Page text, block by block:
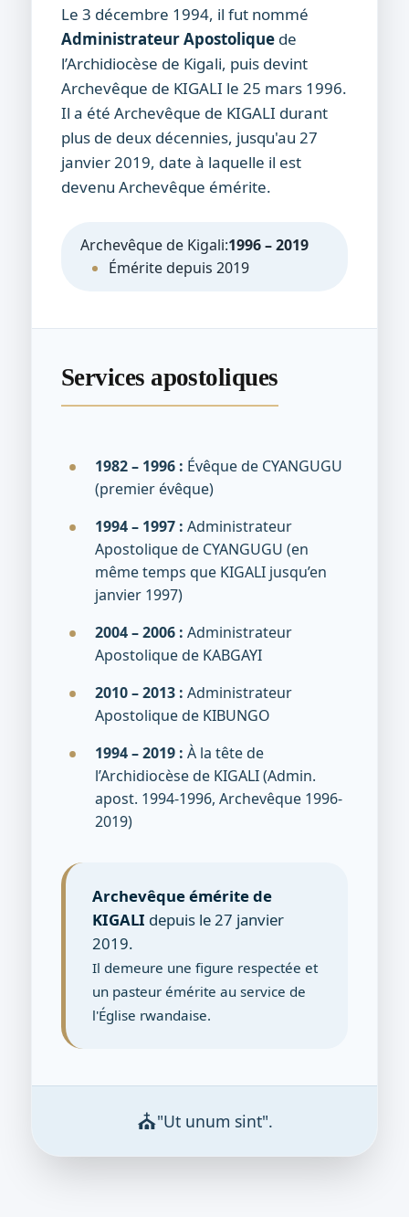
Le 3 décembre 1994, il fut nommé
Administrateur Apostolique de
l’Archidiocèse de Kigali, puis devint
Archevêque de KIGALI le 25 mars 1996.
Il a été Archevêque de KIGALI durant
plus de deux décennies, jusqu'au 27
janvier 2019, date à laquelle il est
devenu Archevêque émérite.
Archevêque de Kigali:1996 – 2019
Émérite depuis 2019
Services apostoliques
1982 – 1996 : Évêque de CYANGUGU
(premier évêque)
1994 – 1997 : Administrateur
Apostolique de CYANGUGU (en
même temps que KIGALI jusqu’en
janvier 1997)
2004 – 2006 : Administrateur
Apostolique de KABGAYI
2010 – 2013 : Administrateur
Apostolique de KIBUNGO
1994 – 2019 : À la tête de
l’Archidiocèse de KIGALI (Admin.
apost. 1994-1996, Archevêque 1996-
2019)
Archevêque émérite de
KIGALI depuis le 27 janvier
2019.
Il demeure une figure respectée et
un pasteur émérite au service de
l'Église rwandaise.
⛪"Ut unum sint".